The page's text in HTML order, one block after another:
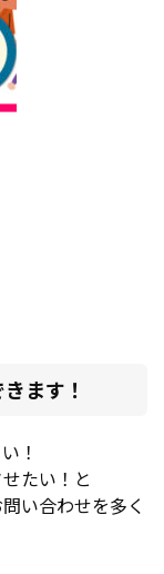
ます！
！
たい！と
い合わせを多く